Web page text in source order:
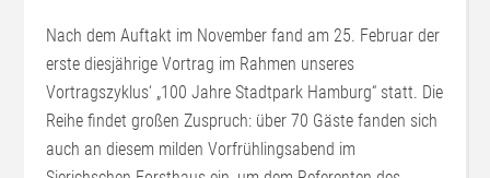
Nach dem Auftakt im November fand am 25. Februar der
erste diesjährige Vortrag im Rahmen unseres
Vortragszyklus‘ „100 Jahre Stadtpark Hamburg“ statt. Die
Reihe findet großen Zuspruch: über 70 Gäste fanden sich
auch an diesem milden Vorfrühlingsabend im